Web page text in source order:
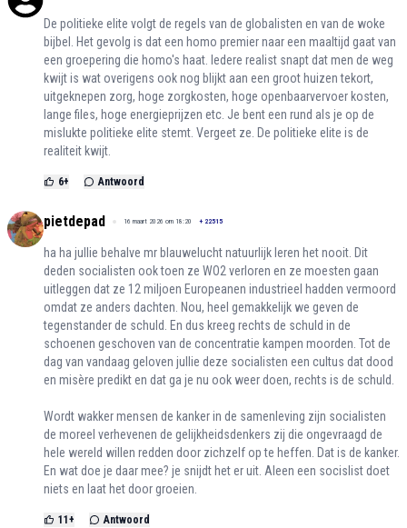
De politieke elite volgt de regels van de globalisten en van de woke
bijbel. Het gevolg is dat een homo premier naar een maaltijd gaat van
een groepering die homo's haat. Iedere realist snapt dat men de weg
kwijt is wat overigens ook nog blijkt aan een groot huizen tekort,
uitgeknepen zorg, hoge zorgkosten, hoge openbaarvervoer kosten,
lange files, hoge energieprijzen etc. Je bent een rund als je op de
mislukte politieke elite stemt. Vergeet ze. De politieke elite is de
realiteit kwijt.
6+ Antwoord
pietdepad 16 maart 2026 om 18:20 + 22515
ha ha jullie behalve mr blauwelucht natuurlijk leren het nooit. Dit
deden socialisten ook toen ze WO2 verloren en ze moesten gaan
uitleggen dat ze 12 miljoen Europeanen industrieel hadden vermoord
omdat ze anders dachten. Nou, heel gemakkelijk we geven de
tegenstander de schuld. En dus kreeg rechts de schuld in de
schoenen geschoven van de concentratie kampen moorden. Tot de
dag van vandaag geloven jullie deze socialisten een cultus dat dood
en misère predikt en dat ga je nu ook weer doen, rechts is de schuld.
Wordt wakker mensen de kanker in de samenleving zijn socialisten
de moreel verhevenen de gelijkheidsdenkers zij die ongevraagd de
hele wereld willen redden door zichzelf op te heffen. Dat is de kanker.
En wat doe je daar mee? je snijdt het er uit. Aleen een socislist doet
niets en laat het door groeien.
11 + Antwoord